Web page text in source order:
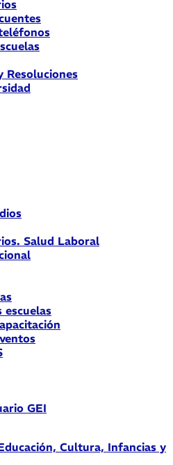
Resoluciones
Salud Laboral
escuelas
GEI
Cultura, Infancias y